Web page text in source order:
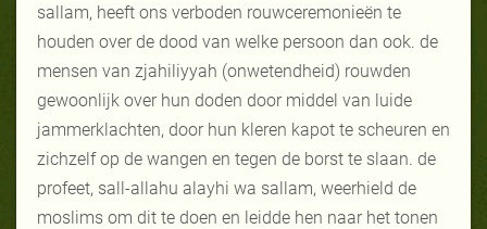
sallam, heeft ons verboden rouwceremonieën te
houden over de dood van welke persoon dan ook. de
mensen van zjahiliyyah (onwetendheid) rouwden
gewoonlijk over hun doden door middel van luide
jammerklachten, door hun kleren kapot te scheuren en
zichzelf op de wangen en tegen de borst te slaan. de
profeet, sall-allahu alayhi wa sallam, weerhield de
moslims om dit te doen en leidde hen naar het tonen